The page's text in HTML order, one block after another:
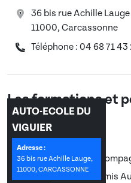
36 bis rue Achille Lauge
11000, Carcassonne
Téléphone : 04 68 71 43
Les formations et
enseignés :
Conduite
Permis B, Permis
AUTO-ECOLE DU
VIGUIER
Adresse :
36 bis rue Achille Lauge,
11000, CARCASSONNE